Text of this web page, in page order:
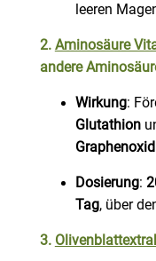
leeren
2. Aminosäure
andere
Wirkung:
Glutathion
Graphenoxid
Dosierung:
Tag, über
3.